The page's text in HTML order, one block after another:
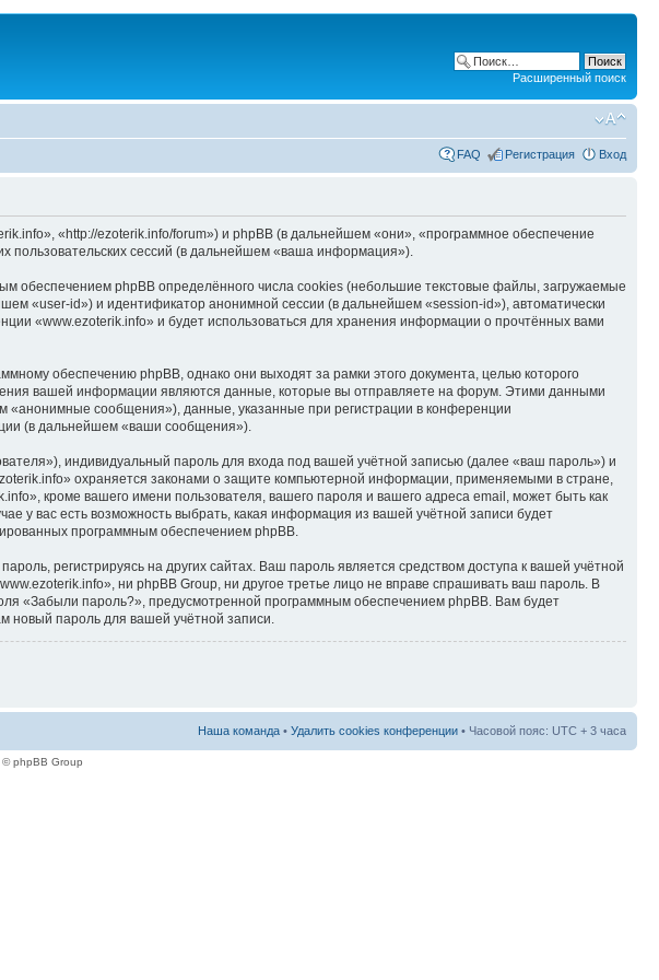
Расширенный поиск
FAQ Регистрация Вход
«http://ezoterik.info/forum») и phpBB (в дальнейшем «они», «программное обеспечение
пользовательских сессий (в дальнейшем «ваша информация»).
обеспечением phpBB определённого числа cookies (небольшие текстовые файлы, загружаемые
«user-id») и идентификатор анонимной сессии (в дальнейшем «session-id»), автоматически
«www.ezoterik.info» и будет использоваться для хранения информации о прочтённых вами
обеспечению phpBB, однако они выходят за рамки этого документа, целью которого
вашей информации являются данные, которые вы отправляете на форум. Этими данными
сообщения»), данные, указанные при регистрации в конференции
(в дальнейшем «ваши сообщения»).
индивидуальный пароль для входа под вашей учётной записью (далее «ваш пароль») и
охраняется законами о защите компьютерной информации, применяемыми в стране,
кроме вашего имени пользователя, вашего пароля и вашего адреса email, может быть как
у вас есть возможность выбрать, какая информация из вашей учётной записи будет
программным обеспечением phpBB.
регистрируясь на других сайтах. Ваш пароль является средством доступа к вашей учётной
ни phpBB Group, ни другое третье лицо не вправе спрашивать ваш пароль. В
«Забыли пароль?», предусмотренной программным обеспечением phpBB. Вам будет
новый пароль для вашей учётной записи.
Наша команда • Удалить cookies конференции • Часовой пояс: UTC + 3 часа
phpBB Group